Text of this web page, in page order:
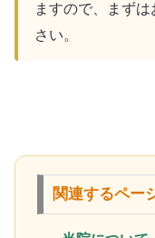
ますので、まず
さい。
関連するペー